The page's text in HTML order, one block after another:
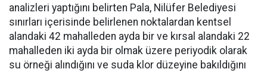
analizleri yaptığını belirten Pala, Nilüfer Belediyesi
sınırları içerisinde belirlenen noktalardan kentsel
alandaki 42 mahalleden ayda bir ve kırsal alandaki 22
mahalleden iki ayda bir olmak üzere periyodik olarak
su örneği alındığını ve suda klor düzeyine bakıldığını